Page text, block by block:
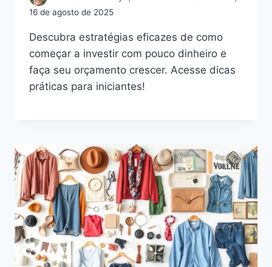
16 de agosto de 2025
Descubra estratégias eficazes de como
começar a investir com pouco dinheiro e
faça seu orçamento crescer. Acesse dicas
práticas para iniciantes!